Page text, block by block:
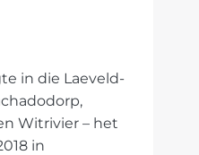
in die Laeveld-
Witrivier – het
in